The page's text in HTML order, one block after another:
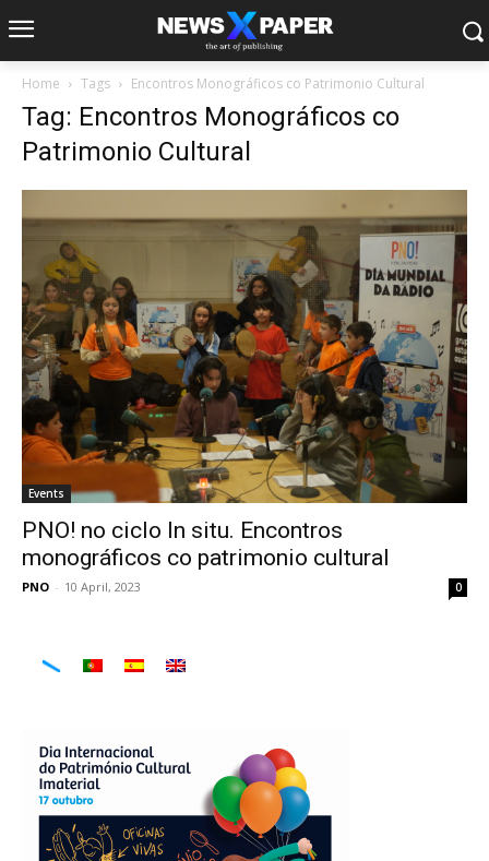
Home Tags Encontros Monográficos co Patrimonio Cultural
Tag: Encontros Monográficos co
Patrimonio Cultural
Events
PNO! no ciclo In situ. Encontros
monográficos co patrimonio cultural
PNO - 10 April, 2023 0